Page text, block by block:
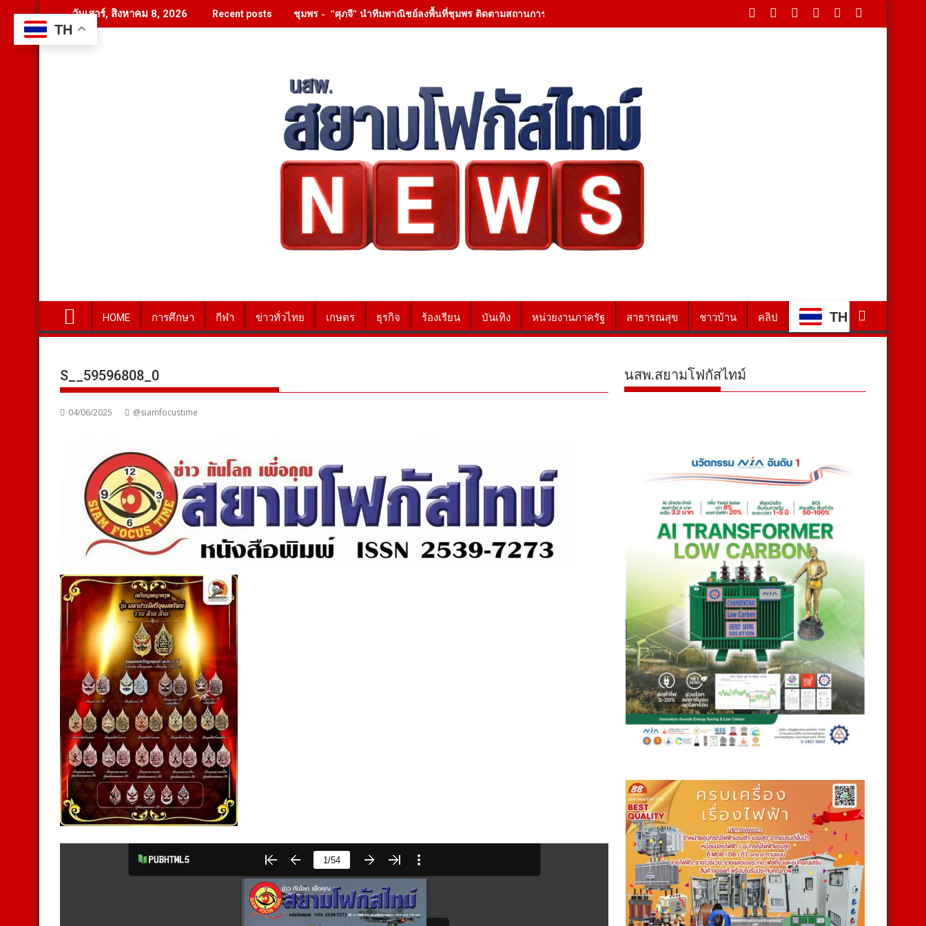
to
content
วันเสาร์, สิงหาคม 8, 2026 Recent posts ชุมพร - “ศุภจี” นำทีมพาณิชย์ลงพื้นที่ชุมพร ติดตามสถานการณ์ทุเรียนภาคใต้ เร่งบริหารผลผลิตช่วงโค้งสุดท้าย หลังทุเรียนไทยส่งออกแล้วเกือบ 1.11
HOME การศึกษา กีฬา ข่าวทั่วไทย เกษตร ธุรกิจ ร้องเรียน บันเทิง หน่วยงานภาครัฐ สาธารณสุข ชาวบ้าน คลิป TH
S__59596808_0
04/06/2025 @siamfocustime
นสพ.สยามโฟกัสไทม์
TH